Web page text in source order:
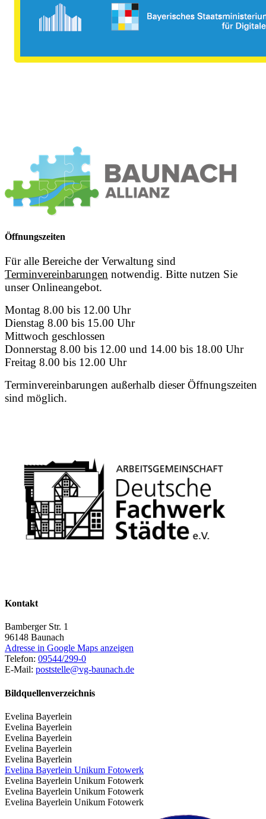
Öffnungszeiten
Für alle Bereiche der Verwaltung sind
Terminvereinbarungen notwendig. Bitte nutzen Sie
unser Onlineangebot.
Montag 8.00 bis 12.00 Uhr
Dienstag 8.00 bis 15.00 Uhr
Mittwoch geschlossen
Donnerstag 8.00 bis 12.00 und 14.00 bis 18.00 Uhr
Freitag 8.00 bis 12.00 Uhr
Terminvereinbarungen außerhalb dieser Öffnungszeiten
sind möglich.
Kontakt
Bamberger Str. 1
96148 Baunach
Adresse in Google Maps anzeigen
Telefon: 09544/299-0
E-Mail: poststelle@vg-baunach.de
Bildquellenverzeichnis
Evelina Bayerlein
Evelina Bayerlein
Evelina Bayerlein
Evelina Bayerlein
Evelina Bayerlein
Evelina Bayerlein Unikum Fotowerk
Evelina Bayerlein Unikum Fotowerk
Evelina Bayerlein Unikum Fotowerk
Evelina Bayerlein Unikum Fotowerk